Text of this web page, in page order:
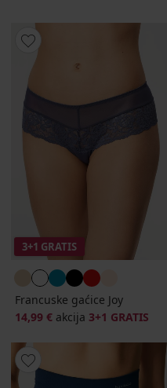
3+1 GRATIS
Francuske gaćice Joy
14,99 € akcija 3+1 GRATIS